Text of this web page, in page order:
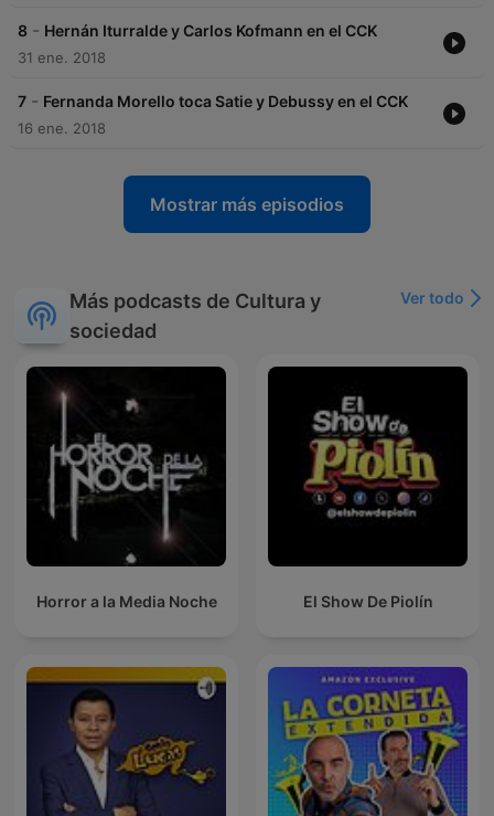
8 - Hernán Iturralde y Carlos Kofmann en el CCK
31 ene. 2018
7 - Fernanda Morello toca Satie y Debussy en el CCK
16 ene. 2018
Mostrar más episodios
Más podcasts de Cultura y
sociedad
Ver todo
Horror a la Media Noche El Show De Piolín